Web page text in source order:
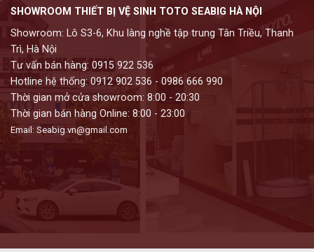
SHOWROOM THIẾT BỊ VỆ SINH TOTO SEABIG HÀ NỘI
Showroom: Lô S3-6, Khu làng nghề tập trung Tân Triều, Thanh
Trì, Hà Nội
Tư vấn bán hàng: 0915 922 536
Hotline hệ thống: 0912 902 536 - 0986 666 990
Thời gian mở cửa showroom: 8:00 - 20:30
Thời gian bán hàng Online: 8:00 - 23:00
Email: Seabig.vn@gmail.com